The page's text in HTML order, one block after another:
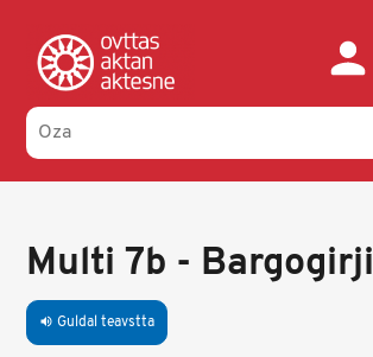
main
content
Multi 7b - Bargogirji
volume_up Guldal teavstta